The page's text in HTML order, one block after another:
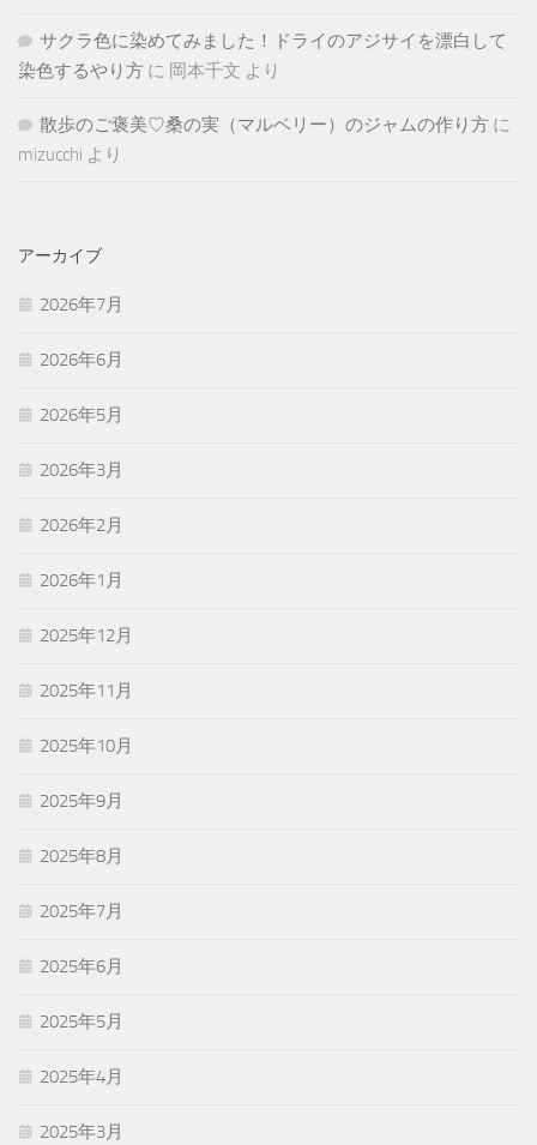
サクラ色に染めてみました！ドライのアジサイを漂白して
染色するやり方 に 岡本千文 より
散歩のご褒美♡桑の実（マルベリー）のジャムの作り方 に
mizucchi より
アーカイブ
2026年7月
2026年6月
2026年5月
2026年3月
2026年2月
2026年1月
2025年12月
2025年11月
2025年10月
2025年9月
2025年8月
2025年7月
2025年6月
2025年5月
2025年4月
2025年3月